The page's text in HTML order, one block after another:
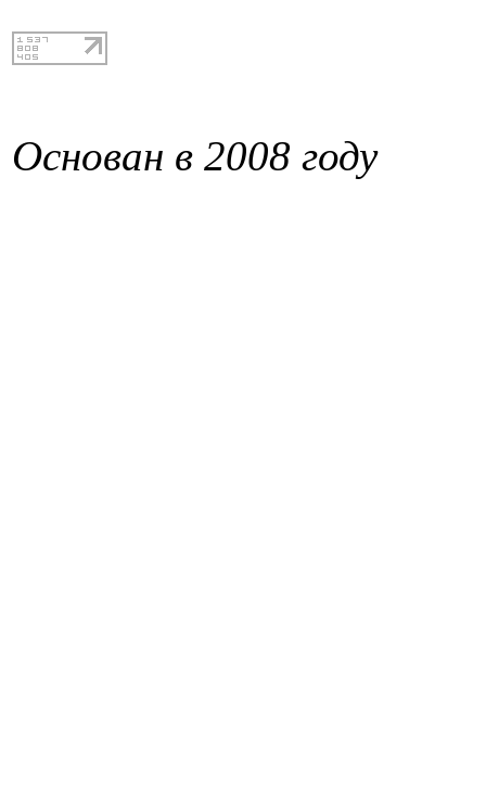
Основан в 2008 году